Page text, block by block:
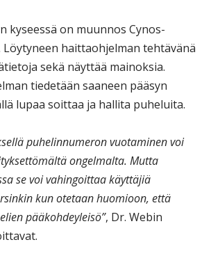
kyseessä on muunnos Cynos-
haittaohjelman tehtävänä
sekä näyttää mainoksia.
tiedetään saaneen pääsyn
lupaa soittaa ja hallita puheluita.
puhelinnumeron vuotaminen voi
ongelmalta. Mutta
se voi vahingoittaa käyttäjiä
kun otetaan huomioon, että
pääkohdeyleisö”, Dr. Webin